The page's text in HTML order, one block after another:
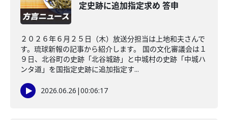
定史跡に追加指定求め 答申
２０２６年６月２５日（木）放送分担当は上地和夫さんで
す。琉球新報の記事から紹介します。 国の文化審議会は１
９日、北谷町の史跡「北谷城跡」と中城村の史跡「中城ハ
ンタ道」を国指定史跡に追加指定す...
2026.06.26 |00:06:17